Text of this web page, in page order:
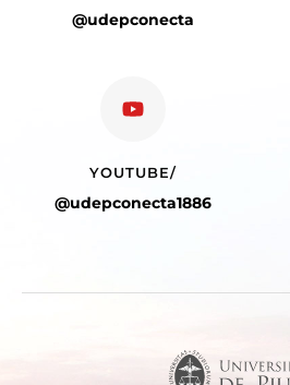
@udepconecta
YOUTUBE/
@udepconecta1886